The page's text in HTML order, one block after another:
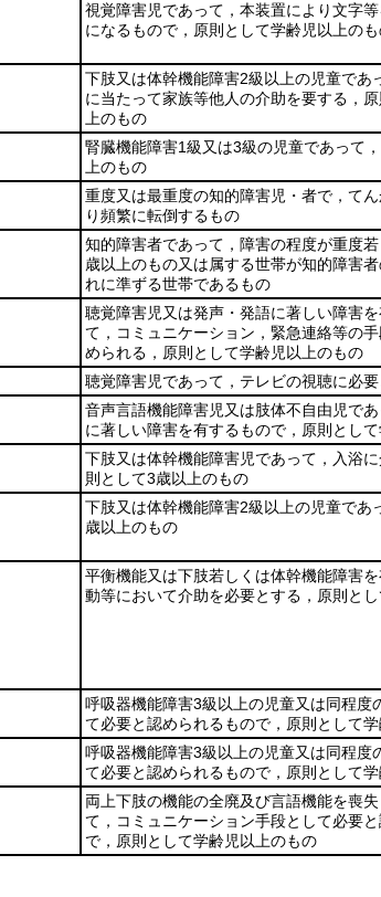
視覚障害児であって，本装置により文字
になるもので，原則として学齢児以上の
下肢又は体幹機能障害2級以上の児童であ
に当たって家族等他人の介助を要する，
上のもの
腎臓機能障害1級又は3級の児童であって
上のもの
重度又は最重度の知的障害児・者で，て
り頻繁に転倒するもの
知的障害者であって，障害の程度が重度
歳以上のもの又は属する世帯が知的障害
れに準ずる世帯であるもの
聴覚障害児又は発声・発語に著しい障害
て，コミュニケーション，緊急連絡等の
められる，原則として学齢児以上のもの
聴覚障害児であって，テレビの視聴に必
音声言語機能障害児又は肢体不自由児で
に著しい障害を有するもので，原則とし
下肢又は体幹機能障害児であって，入浴
則として3歳以上のもの
下肢又は体幹機能障害2級以上の児童であ
歳以上のもの
平衡機能又は下肢若しくは体幹機能障害
動等において介助を必要とする，原則と
呼吸器機能障害3級以上の児童又は同程度
て必要と認められるもので，原則として
呼吸器機能障害3級以上の児童又は同程度
て必要と認められるもので，原則として
両上下肢の機能の全廃及び言語機能を喪
て，コミュニケーション手段として必要
で，原則として学齢児以上のもの